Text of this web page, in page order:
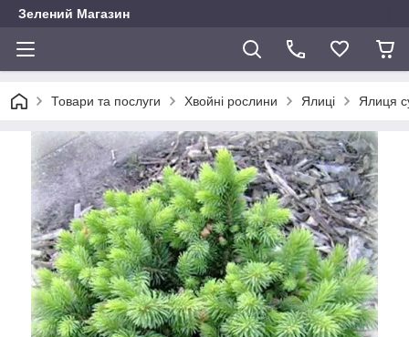
Зелений Магазин
Товари та послуги Хвойні рослини Ялиці Ялиця